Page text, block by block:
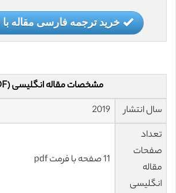
خرید ترجمه فارسی مقاله
مشخصات مقاله انگلیسی (PDF)
سال انتشار
2019
تعداد
صفحات
مقاله
انگلیسی
11 صفحه با فرمت pdf